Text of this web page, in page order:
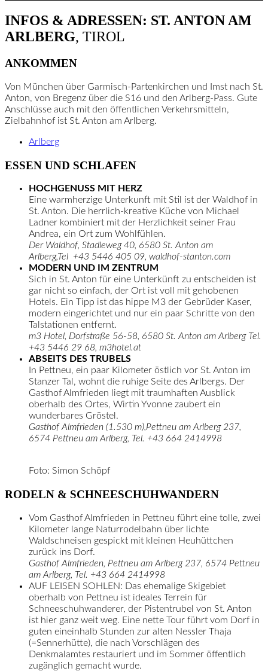
INFOS & ADRESSEN: ST. ANTON AM
ARLBERG, TIROL
ANKOMMEN
Von München über Garmisch-Partenkirchen und Imst nach St.
Anton, von Bregenz über die S16 und den Arlberg-Pass. Gute
Anschlüsse auch mit den öffentlichen Verkehrsmitteln,
Zielbahnhof ist St. Anton am Arlberg.
Arlberg
ESSEN UND SCHLAFEN
HOCHGENUSS MIT HERZ
Eine warmherzige Unterkunft mit Stil ist der Waldhof in
St. Anton. Die herrlich-kreative Küche von Michael
Ladner kombiniert mit der Herzlichkeit seiner Frau
Andrea, ein Ort zum Wohlfühlen.
Der Waldhof, Stadleweg 40, 6580 St. Anton am
Arlberg,Tel +43 5446 405 09, waldhof-stanton.com
MODERN UND IM ZENTRUM
Sich in St. Anton für eine Unterkünft zu entscheiden ist
gar nicht so einfach, der Ort ist voll mit gehobenen
Hotels. Ein Tipp ist das hippe M3 der Gebrüder Kaser,
modern eingerichtet und nur ein paar Schritte von den
Talstationen entfernt.
m3 Hotel, Dorfstraße 56-58, 6580 St. Anton am Arlberg Tel.
+43 5446 29 68, m3hotel.at
ABSEITS DES TRUBELS
In Pettneu, ein paar Kilometer östlich vor St. Anton im
Stanzer Tal, wohnt die ruhige Seite des Arlbergs. Der
Gasthof Almfrieden liegt mit traumhaften Ausblick
oberhalb des Ortes, Wirtin Yvonne zaubert ein
wunderbares Gröstel.
Gasthof Almfrieden (1.530 m),Pettneu am Arlberg 237,
6574 Pettneu am Arlberg, Tel. +43 664 2414998
Foto: Simon Schöpf
RODELN & SCHNEESCHUHWANDERN
Vom Gasthof Almfrieden in Pettneu führt eine tolle, zwei
Kilometer lange Naturrodelbahn über lichte
Waldschneisen gespickt mit kleinen Heuhüttchen
zurück ins Dorf.
Gasthof Almfrieden, Pettneu am Arlberg 237, 6574 Pettneu
am Arlberg, Tel. +43 664 2414998
AUF LEISEN SOHLEN: Das ehemalige Skigebiet
oberhalb von Pettneu ist ideales Terrein für
Schneeschuhwanderer, der Pistentrubel von St. Anton
ist hier ganz weit weg. Eine nette Tour führt vom Dorf in
guten eineinhalb Stunden zur alten Nessler Thaja
(=Sennerhütte), die nach Vorschlägen des
Denkmalamtes restauriert und im Sommer öffentlich
zugänglich gemacht wurde.